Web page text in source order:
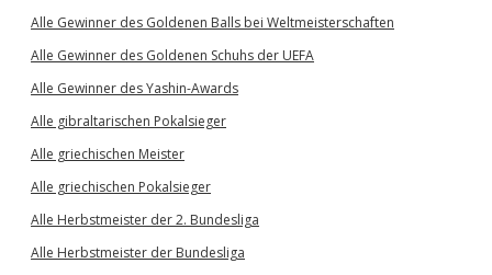
Alle Gewinner des Goldenen Balls bei Weltmeisterschaften
Alle Gewinner des Goldenen Schuhs der UEFA
Alle Gewinner des Yashin-Awards
Alle gibraltarischen Pokalsieger
Alle griechischen Meister
Alle griechischen Pokalsieger
Alle Herbstmeister der 2. Bundesliga
Alle Herbstmeister der Bundesliga